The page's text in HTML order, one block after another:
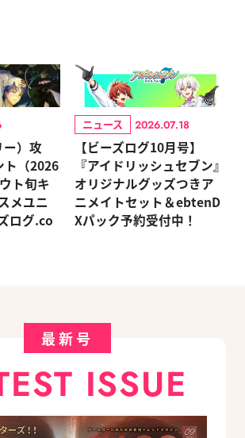
ー）攻
ト（2026
ト旬キ
メユニ
ログ.co
ニュース 2026.07.18
【ビーズログ10月号】
『アイドリッシュセブン』
オリジナルグッズつきア
ニメイトセット＆ebtenD
Xパック予約受付中！
最新号
ISSUE